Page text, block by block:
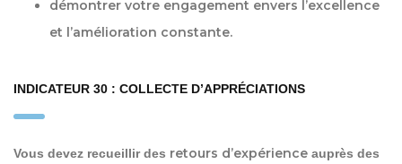
démontrer votre engagement envers l’excellence
et l’amélioration constante.
INDICATEUR 30 : COLLECTE D’APPRÉCIATIONS
Vous devez recueillir des retours d’expérience auprès des